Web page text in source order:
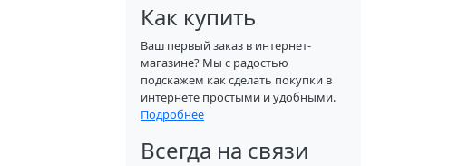
Как купить
Ваш первый заказ в интернет-
магазине? Мы с радостью
подскажем как сделать покупки в
интернете простыми и удобными.
Подробнее
Всегда на связи